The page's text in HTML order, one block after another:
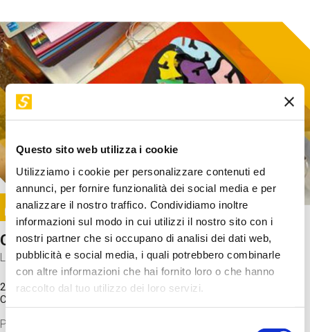
Questo sito web utilizza i cookie
Utilizziamo i cookie per personalizzare contenuti ed
annunci, per fornire funzionalità dei social media e per
analizzare il nostro traffico. Condividiamo inoltre
informazioni sul modo in cui utilizzi il nostro sito con i
nostri partner che si occupano di analisi dei dati web,
pubblicità e social media, i quali potrebbero combinarle
con altre informazioni che hai fornito loro o che hanno
raccolto dal tuo utilizzo dei loro servizi.
Selezione
Image
SUNDAY@STEP
Come funziona il cervello?
Laboratorio
20 Set 2026 / 11:15 - 13:00
Costo
Proveremo a costruire un cervello in cartoncino cercando di